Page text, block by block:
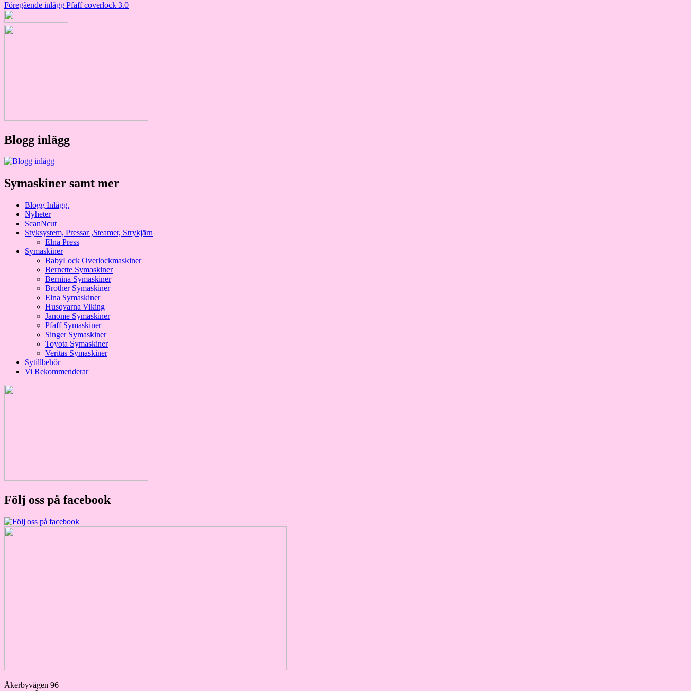
Inläggsnavigering
Föregående inlägg Pfaff coverlock 3.0
Blogg inlägg
Symaskiner samt mer
Blogg Inlägg.
Nyheter
ScanNcut
Styksystem, Pressar ,Steamer, Strykjärn
Elna Press
Symaskiner
BabyLock Overlockmaskiner
Bernette Symaskiner
Bernina Symaskiner
Brother Symaskiner
Elna Symaskiner
Husqvarna Viking
Janome Symaskiner
Pfaff Symaskiner
Singer Symaskiner
Toyota Symaskiner
Veritas Symaskiner
Sytillbehör
Vi Rekommenderar
Följ oss på facebook
Åkerbyvägen 96